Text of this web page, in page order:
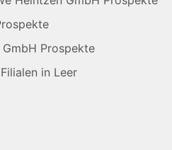
Prospekte
in Leer